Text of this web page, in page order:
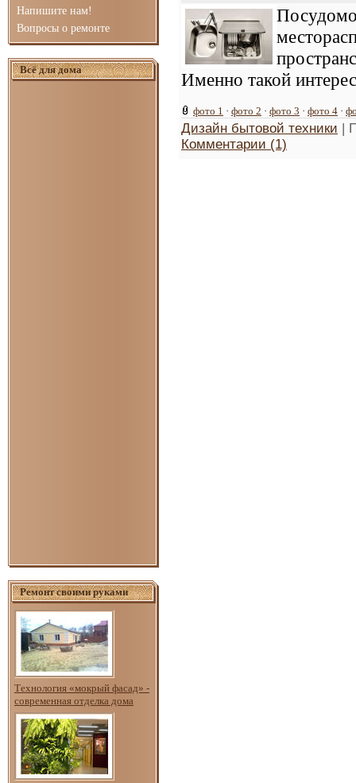
Напишите нам!
Вопросы о ремонте
Всё для дома
Ремонт своими руками
Технология «мокрый фасад» -
современная отделка дома
Именно такой
фото 1 · фото 2 · фото 3 · фото 4 ·
Дизайн бытовой техники |
Комментарии (1)